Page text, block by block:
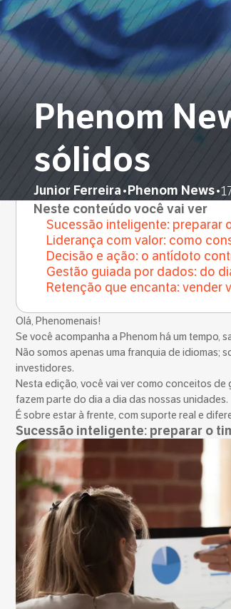
Phenom
sólidos
Junior Ferreira•Phenom News•
Neste conteúdo você vai ver
Sucessão inteligente: preparar
Liderança com valor: como
Decisão e ação: o antídoto
Gestão guiada por dados: do
Retenção que encanta: vender
Olá, Phenomenais!
Se você acompanha a Phenom há um tempo,
Não somos apenas uma franquia de idiomas;
investidores.
Nesta edição, você vai ver como conceitos
fazem parte do dia a dia das nossas unidades.
É sobre estar à frente, com suporte real e
Sucessão inteligente: preparar o